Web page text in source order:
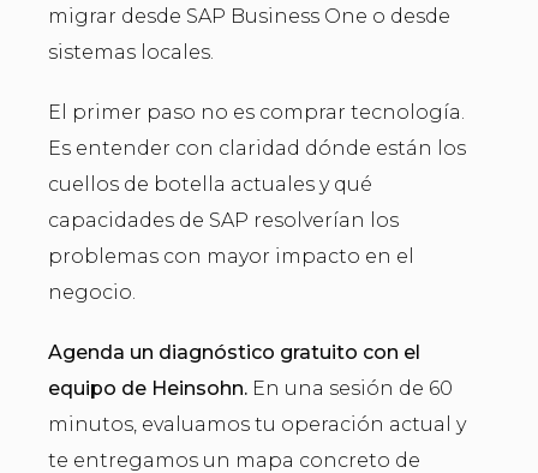
migrar desde SAP Business One o desde
sistemas locales.
El primer paso no es comprar tecnología.
Es entender con claridad dónde están los
cuellos de botella actuales y qué
capacidades de SAP resolverían los
problemas con mayor impacto en el
negocio.
Agenda un diagnóstico gratuito con el
equipo de Heinsohn. En una sesión de 60
minutos, evaluamos tu operación actual y
te entregamos un mapa concreto de